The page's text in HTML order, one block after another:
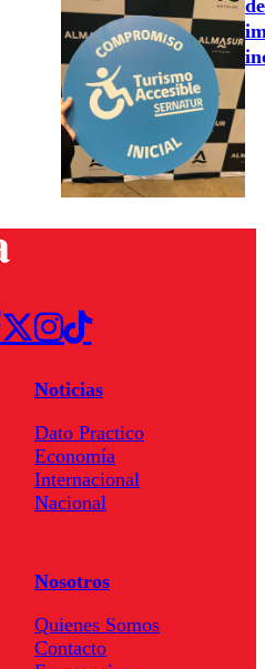
Noticias
Dato Practico
Economía
Internacional
Nacional
Nosotros
Quienes Somos
Contacto